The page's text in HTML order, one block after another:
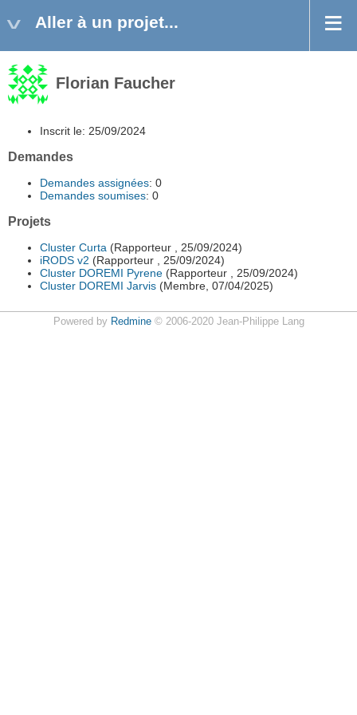
Aller à un projet...
Florian Faucher
Inscrit le: 25/09/2024
Demandes
Demandes assignées: 0
Demandes soumises: 0
Projets
Cluster Curta (Rapporteur , 25/09/2024)
iRODS v2 (Rapporteur , 25/09/2024)
Cluster DOREMI Pyrene (Rapporteur , 25/09/2024)
Cluster DOREMI Jarvis (Membre, 07/04/2025)
Powered by Redmine© 2006-2020 Jean-Philippe Lang